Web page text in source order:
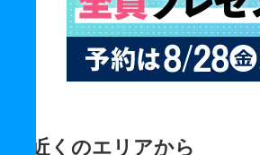
近くのエリアから